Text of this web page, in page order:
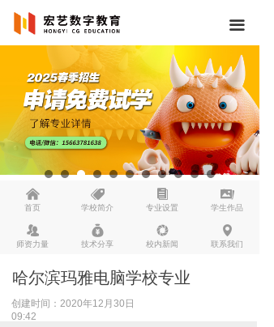
낀
首页
뀄
学校简介
뀴
专业设置
끡
学生作品
뀡
师资力量
낐
技术分享
넆
校内新闻
넹
联系我们
끀
哈尔滨玛雅电脑学校专业
创建时间： 2020年12月30日
09:42